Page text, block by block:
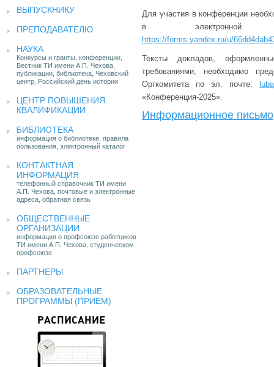
ВЫПУСКНИКУ
ПРЕПОДАВАТЕЛЮ
НАУКА
Конкурсы и гранты, конференции,
Вестник ТИ имени А.П. Чехова,
публикации, библиотека, Чеховский
центр, Российский день истории
ЦЕНТР ПОВЫШЕНИЯ
КВАЛИФИКАЦИИ
БИБЛИОТЕКА
информация о библиотеке, правила
пользования, электронный каталог
КОНТАКТНАЯ
ИНФОРМАЦИЯ
телефонный справочник ТИ имени
А.П. Чехова, почтовые и электронные
адреса, обратная связь
ОБЩЕСТВЕННЫЕ
ОРГАНИЗАЦИИ
информация о профсоюзе работников
ТИ имени А.П. Чехова, студенческом
профсоюзе
ПАРТНЕРЫ
ОБРАЗОВАТЕЛЬНЫЕ
ПРОГРАММЫ (ПРИЕМ)
РАСПИСАНИЕ
Для участия в конференции
в
https://forms.yandex.ru/u/
Тексты докладов,
требованиями, необходимо
Оргкомитета по эл. почте:
«Конференция-2025».
Информационное письмо